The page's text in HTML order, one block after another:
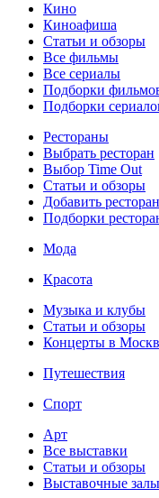
Кино
Киноафиша
Статьи и обзоры
Все фильмы
Все сериалы
Подборки
Подборки
Рестораны
Выбрать ресторан
Выбор Time Out
Статьи и обзоры
Добавить ресторан
Подборки
Мода
Красота
Музыка и клубы
Статьи и обзоры
Концерты в
Путешествия
Спорт
Арт
Все выставки
Статьи и обзоры
Выставочные